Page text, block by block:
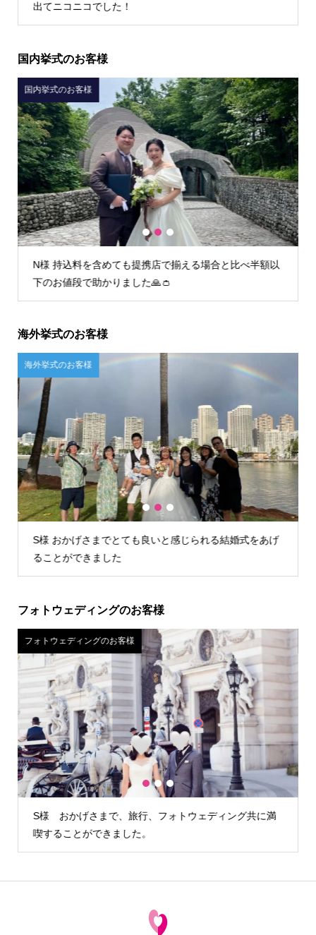
によかったです！
国内挙式のお客様
I様 初回フィッティング時からとても丁寧な接客で安心
してお任せすることができました。
国内挙式のお客様
1 2 3
海外挙式のお客様
U様 店舗が遠かったので自宅試着しましたが、問題なく
試着できお値段含めてこちらに決めました。
ご自宅試着のお客様
1 2 3
フォトウェディングのお客様
H様 カメラマンさんが雨の降らない時間を見計らって外
でも写真を撮る…
フォトウェディングのお客様
1 2 3